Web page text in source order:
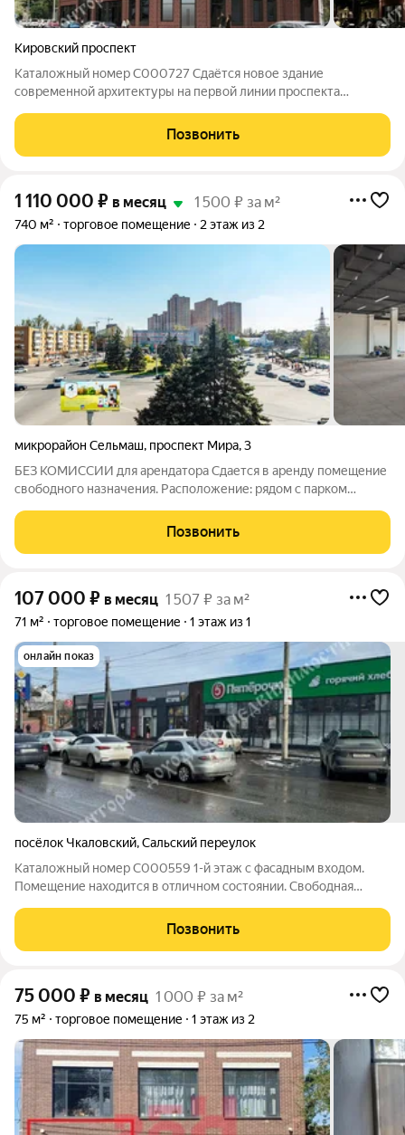
Кировский проспект
Каталожный номер C000727 Сдаётся новое здание
современной архитектуры на первой линии проспекта
бизнеса. Основные преимущества и характеристики: Высота
потолков- 4,5 м и 3,3 м Выделенная
Позвонить
1 110 000 ₽ в месяц 1 500 ₽ за м²
740 м² торговое помещение 2 этаж из 2
микрорайон Сельмаш, проспект Мира,3
БЕЗ КОМИССИИ для арендатора Сдается в аренду помещение
свободного назначения. Расположение: рядом с парком
здания Входы: два отдельных входа (центральный и со двора)
Высота потолков: 4 м
Позвонить
107 000 ₽ в месяц 1 507 ₽ за м²
71 м² торговое помещение 1 этаж из 1
онлайн показ
посёлок Чкаловский,Сальский переулок
Каталожный номер C000559 1-й этаж с фасадным входом.
Помещение находится в отличном состоянии. Свободная
нужды: магазин, офис или кафе выбор за вами! Парковочный
карман по фасаду обеспечивает
Позвонить
75 000 ₽ в месяц 1 000 ₽ за м²
75 м² торговое помещение 1 этаж из 2